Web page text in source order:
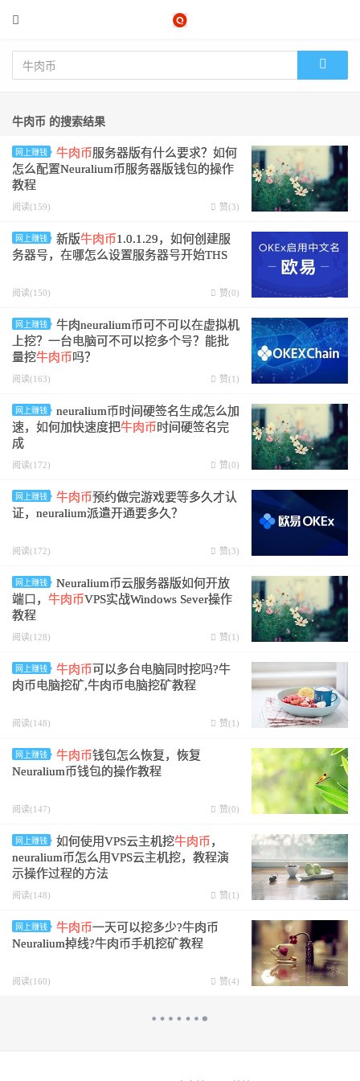
牛肉币 的搜索结果
网上赚钱 牛肉币服务器版有什么要求？如何
怎么配置Neuralium币服务器版钱包的操作
教程
阅读(159) 赞(3)
网上赚钱 新版牛肉币1.0.1.29，如何创建服
务器号，在哪怎么设置服务器号开始THS
阅读(150) 赞(0)
网上赚钱
牛肉neuralium币可不可以在虚拟机
上挖？一台电脑可不可以挖多个号？能批
量挖牛肉币吗？
阅读(163) 赞(1 )
网上赚钱
neuralium币时间硬签名生成怎么加
速，如何加快速度把牛肉币时间硬签名完
成
阅读(172) 赞(0)
网上赚钱 牛肉币预约做完游戏要等多久才认
证，neuralium派遣开通要多久？
阅读(172) 赞(3)
网上赚钱
Neuralium币云服务器版如何开放
端口， 牛肉币VPS实战Windows Sever操作
教程
阅读(128) 赞(1 )
网上赚钱 牛肉币可以多台电脑同时挖吗?牛
肉币电脑挖矿,牛肉币电脑挖矿教程
阅读(148) 赞(1 )
网上赚钱 牛肉币钱包怎么恢复，恢复
Neuralium币钱包的操作教程
阅读(147) 赞(0)
网上赚钱 如何使用VPS云主机挖牛肉币，
neuralium币怎么用VPS云主机挖，教程演
示操作过程的方法
阅读(148) 赞(1 )
网上赚钱 牛肉币一天可以挖多少?牛肉币
Neuralium掉线?牛肉币手机挖矿教程
阅读(160) 赞(4)